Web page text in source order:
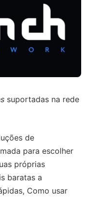
suportadas na rede
de
para escolher
próprias
baratas a
Como usar